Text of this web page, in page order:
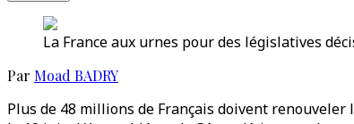
La France aux urnes pour des législatives
Par Moad BADRY
Plus de 48 millions de Français doivent